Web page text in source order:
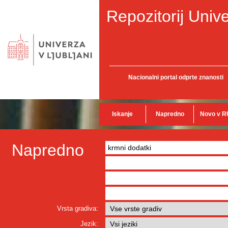
Repozitorij
Nacionalni portal odprte znanosti
Iskanje Napredno Novo v
Napredno
Vrsta gradiva:
Jezik: